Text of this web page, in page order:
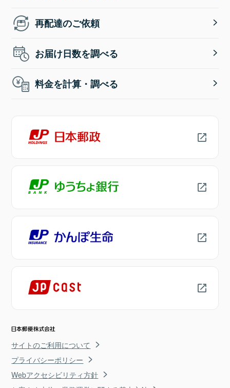
再配達のご依頼
お届け日数を調べる
料金を計算・調べる
サイトのご利用について
プライバシーポリシー
Webアクセシビリティ方針